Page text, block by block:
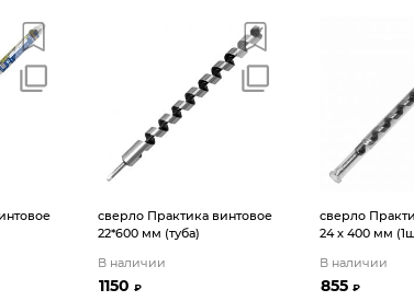
сверло Практика винтовое
22*600 мм (туба)
В наличии
1150₽
сверло
24 х 400 мм
В наличии
855₽